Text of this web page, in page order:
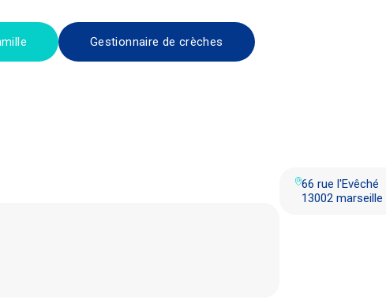
Gestionnaire de crèches
66 rue l'Evêché
13002 marseille